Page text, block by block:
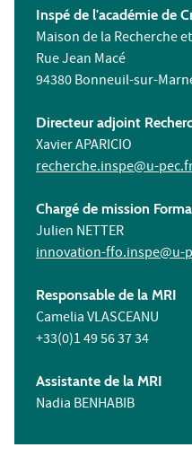
Inspé de l'académie de
Maison de la Recherche
Rue Jean Macé
94380 Bonneuil-sur-
Directeur adjoint
Xavier APARICIO
recherche.inspe@u-
Chargé de mission
Julien NETTER
innovation-ffo.inspe@u-
Responsable de la MRI
Camelia VLASCEANU
+33(0)1 49 56 37 34
Assistante de la MRI
Nadia BENHABIB